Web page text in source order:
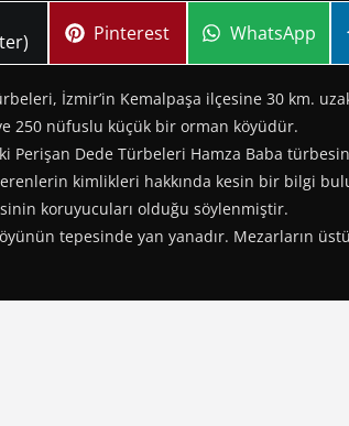
Share
Pinterest Share
WhatsApp
İzmir’in Kemalpaşa ilçesine 30 km.
250 nüfuslu küçük bir orman köyüdür.
Perişan Dede Türbeleri Hamza Baba
kimlikleri hakkında kesin bir bilgi
koruyucuları olduğu söylenmiştir.
tepesinde yan yanadır. Mezarların